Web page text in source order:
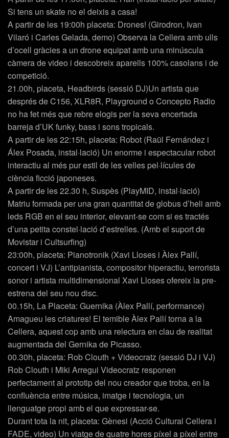
Si tens un skate no el deixis a casa!
A partir de les 19:00h placeta: Drones! (Girodron, Ivan
Vilaró i Carles Gelada, demo) Observa la Cellera amb ulls
d’ocell gràcies a un drone equipat amb una minúscula
càmera de video i descobreix aparells 100% casolans i de
competició.
21.00h, placeta, Headbirds (sessió DJ)Un artista que
després de C156, XLR8R, Playground o Concepto Radio
no ha fet més que rebre elogis per la seva encertada
barreja d’UK funky, bass i sons tropicals.
A partir de les 22:15h, placeta: Robot (Raül Fernández i
Álex Posada, instal·lació) Un enorme i espectacular robot
interactiu al més pur estil de les velles pel·lícules de
ciència ficció japoneses.
A partir de les 22.30 h, Suspès (PlayMID, instal·lació)
Matriu formada per una gran quantitat de globus d’heli amb
leds RGB en el seu interior, elevant-se com si es tractés
d’una petita constel·lació d’estrelles. (Amb el suport de
Movistar i Cultsurfing)
23:00h, placeta: Pianotronik (Xavi Lloses i Àlex Pallí,
concert i VJ) L’antipianista, compositor hiperactiu, terrorista
sonor i artista multidimensional Xavi Lloses ofereix la pre-
estrena del seu nou disc.
00.15h, La Placeta: Guernika (Àlex Pallí, performance)
Amagueu les criatures! El temible Àlex Pallí torna a la
Cellera, aquest cop amb una relectura en clau de realitat
augmentada del Gernika de Picasso.
00.30h, placeta: Rob Clouth + Videocratz (sessió DJ i VJ)
Rob Clouth i Miki Arregui Videocratz responen
perfectament al prototip del nou creador que troba, en la
confluència entre música, imatge i tecnologia, un
llenguatge propi amb el que expressar-se.
Durant tota la nit, placeta: Gènesi (Acció Cultural Cellera i
FADE, video) Un viatge de quatre hores píxel a píxel entre